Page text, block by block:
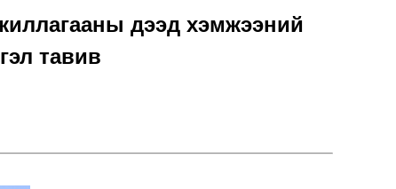
дээд хэмжээний
тавив